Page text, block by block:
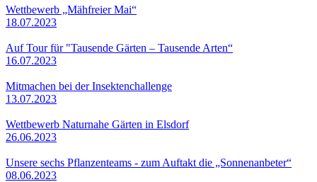
Wettbewerb „Mähfreier Mai“
18.07.2023
Auf Tour für "Tausende Gärten – Tausende Arten“
16.07.2023
Mitmachen bei der Insektenchallenge
13.07.2023
Wettbewerb Naturnahe Gärten in Elsdorf
26.06.2023
Unsere sechs Pflanzenteams - zum Auftakt die „Sonnenanbeter“
08.06.2023